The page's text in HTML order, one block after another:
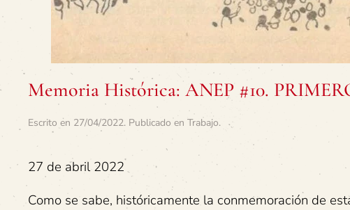
Memoria Histórica: ANEP #10.
Escrito en 27/04/2022. Publicado en Trabajo.
27 de abril 2022
Como se sabe, históricamente la conmemoración de